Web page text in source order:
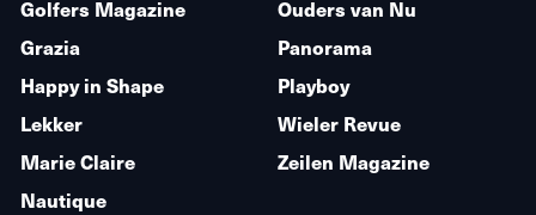
Golfers Magazine
Grazia
Happy in Shape
Lekker
Marie Claire
Nautique
Ouders van Nu
Panorama
Playboy
Wieler Revue
Zeilen Magazine